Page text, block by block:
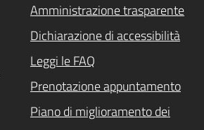
Amministrazione trasparente
Dichiarazione di accessibilità
Leggi le FAQ
Prenotazione appuntamento
Piano di miglioramento dei